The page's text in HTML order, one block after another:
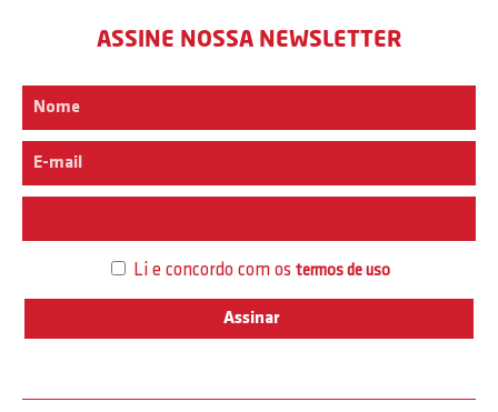
ASSINE NOSSA NEWSLETTER
Li e concordo com os termos de uso